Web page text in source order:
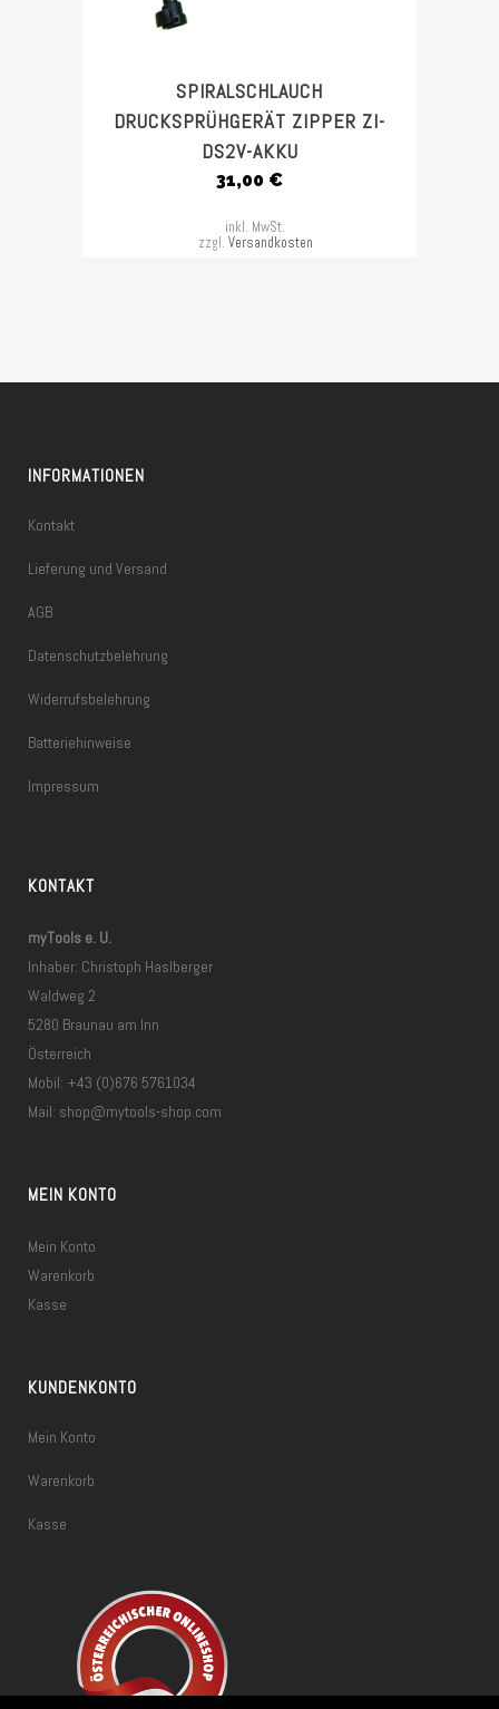
SPIRALSCHLAUCH
DRUCKSPRÜHGERÄT ZIPPER ZI-
DS2V-AKKU
31,00 €
inkl. MwSt.
zzgl. Versandkosten
INFORMATIONEN
Kontakt
Lieferung und Versand
AGB
Datenschutzbelehrung
Widerrufsbelehrung
Batteriehinweise
Impressum
KONTAKT
myTools e. U.
Inhaber: Christoph Haslberger
Waldweg 2
5280 Braunau am Inn
Österreich
Mobil: +43 (0)676 5761034
Mail: shop@mytools-shop.com
MEIN KONTO
Mein Konto
Warenkorb
Kasse
KUNDENKONTO
Mein Konto
Warenkorb
Kasse